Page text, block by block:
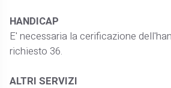
HANDICAP
E' necessaria la cerificazione
richiesto 36.
ALTRI SERVIZI